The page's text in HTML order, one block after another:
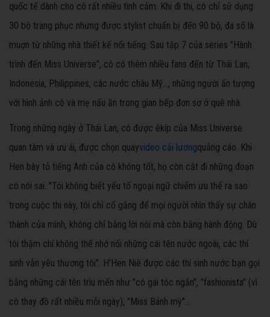
quốc tế dành cho cô rất nhiều tình cảm. Khi đi thi, cô chỉ sử dụng
30 bộ trang phục nhưng được stylist chuẩn bị đến 90 bộ, đa số là
muợn từ những nhà thiết kế nổi tiếng. Sau tập 7 của series "Hành
trình đến Miss Universe", cô có thêm nhiều fans đến từ Thái Lan,
Indonesia, Philippines, các nước châu Mỹ..., những người ấn tượng
với hình ảnh cô và mẹ nấu ăn trong gian bếp đơn sơ ở quê nhà.
Trong những ngày ở Thái Lan, cô được êkíp của Miss Universe
quan tâm và ưu ái, được chọn quayvideo cải lươngquảng cáo. Khi
Hen bày tỏ tiếng Anh của cô không tốt, họ còn cắt đi những đoạn
cô nói sai. "Tôi không biết yếu tố ngoại ngữ chiếm ưu thế ra sao
trong cuộc thi này, tôi chỉ cố gắng để mọi người nhìn thấy sự chân
thành của mình, không chỉ bằng lời nói mà còn bằng hành động. Dù
tôi thậm chí không thể nhớ nổi những cái tên nước ngoài, các thí
sinh vẫn yêu thương tôi". H'Hen Niê được các thí sinh nước bạn gọi
bằng những cái tên trìu mến như "cô gái tóc ngắn", "fashionista" (vì
cô thay đồ rất nhiều mỗi ngày), "Miss Bánh mỳ"...